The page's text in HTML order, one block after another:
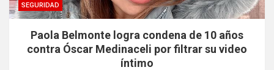
SEGURIDAD
Paola Belmonte logra condena de 10 años
contra Óscar Medinaceli por filtrar su video
íntimo